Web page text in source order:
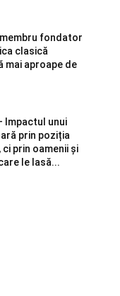
fondator
clasică
mai aproape de
Impactul unui
prin poziția
prin oamenii și
le lasă...